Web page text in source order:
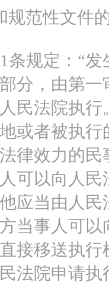
规范性文件
条规定：“
分，由第
民法院执
或者被执
律效力的
可以向人
应当由人
当事人可
接移送执
法院申请执